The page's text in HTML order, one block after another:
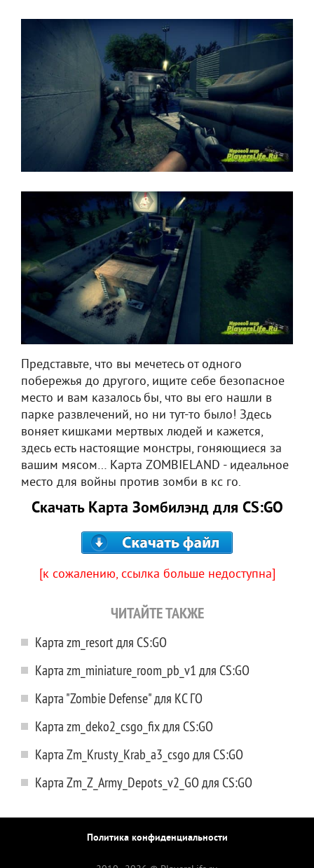
Представьте, что вы мечетесь от одного
побережья до другого, ищите себе безопасное
место и вам казалось бы, что вы его нашли в
парке развлечений, но ни тут-то было! Здесь
воняет кишками мертвых людей и кажется,
здесь есть настоящие монстры, гоняющиеся за
вашим мясом… Карта ZOMBIELAND - идеальное
место для войны против зомби в кс го.
Скачать Карта Зомбилэнд для CS:GO
[к сожалению, ссылка больше недоступна]
ЧИТАЙТЕ ТАКЖЕ
Карта zm_resort для CS:GO
Карта zm_miniature_room_pb_v1 для CS:GO
Карта "Zombie Defense" для КС ГО
Карта zm_deko2_csgo_fix для CS:GO
Карта Zm_Krusty_Krab_a3_csgo для CS:GO
Карта Zm_Z_Army_Depots_v2_GO для CS:GO
Политика конфиденциальности